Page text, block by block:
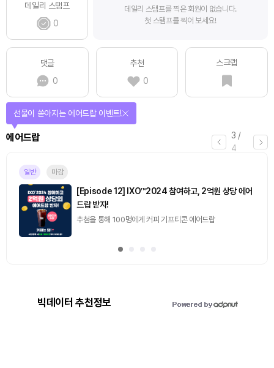
데일리 스탬프
0
데일리 스탬프를 찍은 회원이 없습니다.
첫 스탬프를 찍어 보세요!
댓글
0
추천
0
스크랩
3 /
4
에어드랍
선물이 쏟아지는 에어드랍 이벤트!
일반 마감
[Episode 12] IXO™2024 참여하고, 2억원 상당 에어
드랍 받자!
추첨을 통해 100명에게 커피 기프티콘 에어드랍
빅데이터 추천정보